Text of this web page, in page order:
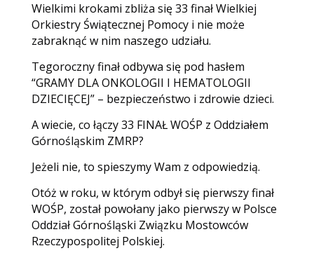
Wielkimi krokami zbliża się 33 finał Wielkiej
Orkiestry Świątecznej Pomocy i nie może
zabraknąć w nim naszego udziału.
Tegoroczny finał odbywa się pod hasłem
“GRAMY DLA ONKOLOGII I HEMATOLOGII
DZIECIĘCEJ” – bezpieczeństwo i zdrowie dzieci.
A wiecie, co łączy 33 FINAŁ WOŚP z Oddziałem
Górnośląskim ZMRP?
Jeżeli nie, to spieszymy Wam z odpowiedzią.
Otóż w roku, w którym odbył się pierwszy finał
WOŚP, został powołany jako pierwszy w Polsce
Oddział Górnośląski Związku Mostowców
Rzeczypospolitej Polskiej.